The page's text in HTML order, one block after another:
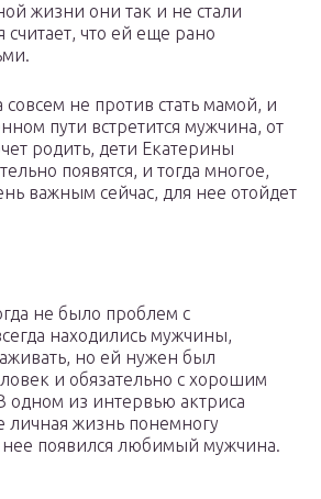
жизни они так и не стали
считает, что ей еще рано
не против стать мамой, и
пути встретится мужчина, от
родить, дети Екатерины
появятся, и тогда многое,
важным сейчас, для нее отойдет
не было проблем с
находились мужчины,
но ей нужен был
и обязательно с хорошим
одном из интервью актриса
личная жизнь понемногу
нее появился любимый мужчина.